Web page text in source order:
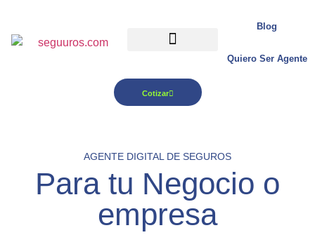
Blog
Quiero Ser Agente
Cotizar
AGENTE DIGITAL DE SEGUROS
Para tu Negocio o
empresa